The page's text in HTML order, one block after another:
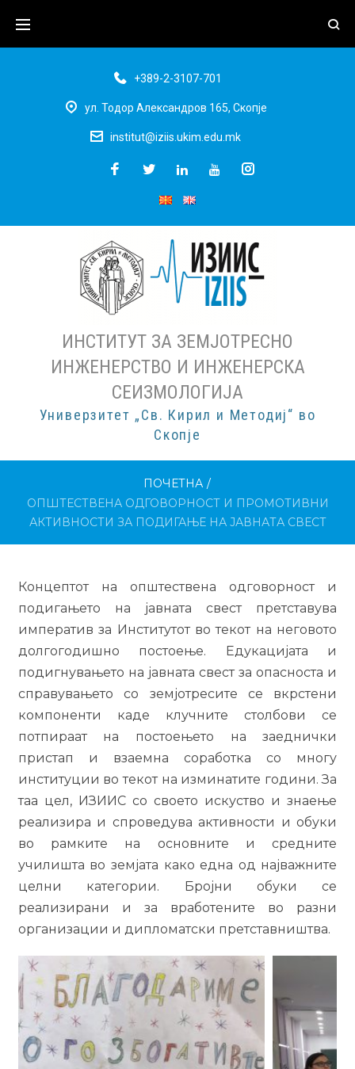
+389-2-3107-701
ул. Тодор Александров 165, Скопје
institut@iziis.ukim.edu.mk
ИНСТИТУТ ЗА ЗЕМЈОТРЕСНО
ИНЖЕНЕРСТВО И ИНЖЕНЕРСКА
СЕИЗМОЛОГИЈА
Универзитет „Св. Кирил и Методиј“ во
Скопје
ПОЧЕТНА /
ОПШТЕСТВЕНА ОДГОВОРНОСТ И ПРОМОТИВНИ
АКТИВНОСТИ ЗА ПОДИГАЊЕ НА ЈАВНАТА СВЕСТ
Концептот на општествена одговорност и
подигањето на јавната свест претставува
императив за Институтот во текот на неговото
долгогодишно постоење. Едукацијата и
подигнувањето на јавната свест за опасноста и
справувањето со земјотресите се вкрстени
компоненти каде клучните столбови се
потпираат на постоењето на заеднички
пристап и взаемна соработка со многу
институции во текот на изминатите години. За
таа цел, ИЗИИС со своето искуство и знаење
реализира и спроведува активности и обуки
во рамките на основните и средните
училишта во земјата како една од најважните
целни категории. Бројни обуки се
реализирани и за вработените во разни
организации и дипломатски претставништва.